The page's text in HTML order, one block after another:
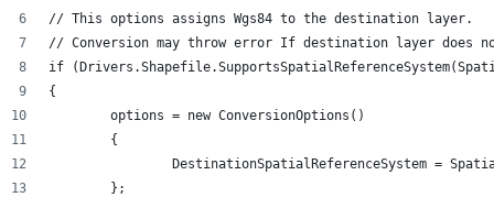
// This options assigns Wgs84 to the destination layer.
// Conversion may throw error If destination layer does
if
{
	options = new ConversionOptions()
	{
DestinationSpatialReferenceSystem =
	};